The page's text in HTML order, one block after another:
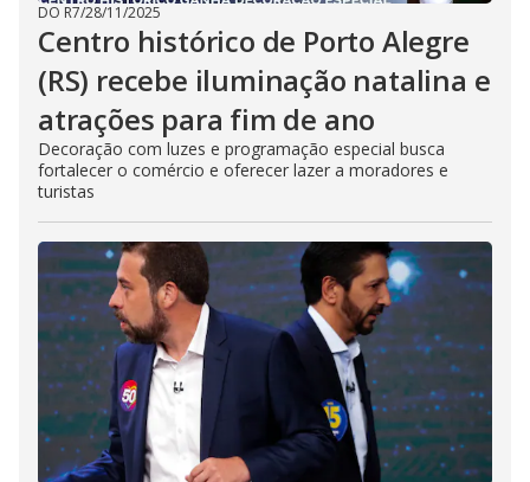
DO R7/28/11/2025
Centro histórico de Porto Alegre
(RS) recebe iluminação natalina e
atrações para fim de ano
Decoração com luzes e programação especial busca
fortalecer o comércio e oferecer lazer a moradores e
turistas